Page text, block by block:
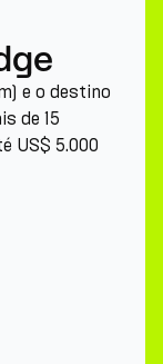
e o destino
de 15
US$ 5.000